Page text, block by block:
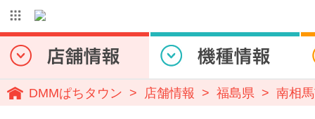
DMMぱちタウン 店舗情報 福島県 南相